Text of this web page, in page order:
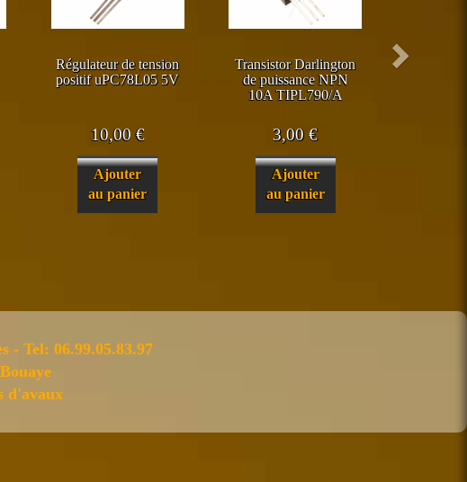
Régulateur de tension
positif uPC78L05 5V
10,00€
Ajouter
au panier
Transistor Darlington
de puissance NPN
10A TIPL790/A
3,00€
Ajouter
au panier
- Tel: 06.99.05.83.97
d'avaux